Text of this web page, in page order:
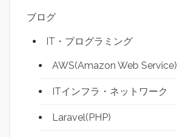
ブログ
IT・プログラミング
AWS(Amazon Web Service)
ITインフラ・ネットワーク
Laravel(PHP)